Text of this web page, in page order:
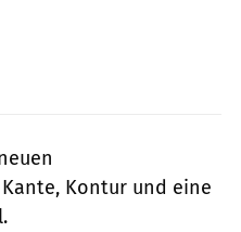
Kontur und eine